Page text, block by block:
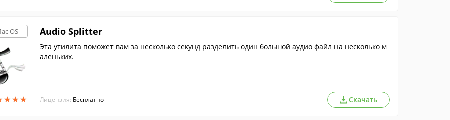
OS
★★★
★★★
Audio Splitter
Эта утилита поможет вам за несколько секунд разделить один большой аудио файл на несколько м
аленьких.
Лицензия: Бесплатно Скачать